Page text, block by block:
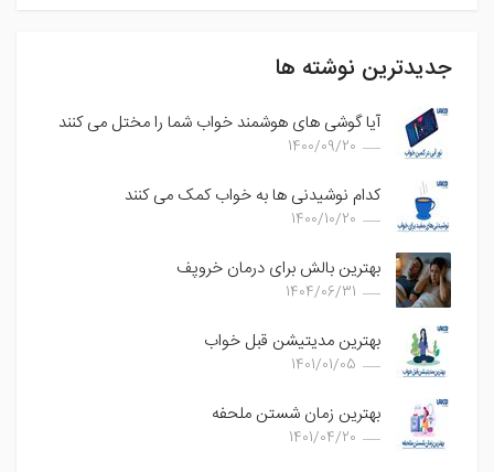
جدیدترین نوشته ها
آیا گوشی های هوشمند خواب شما را مختل می کنند
1400/09/20
کدام نوشیدنی ها به خواب کمک می کنند
1400/10/20
بهترین بالش برای درمان خروپف
1404/06/31
بهترین مدیتیشن قبل خواب
1401/01/05
بهترین زمان شستن ملحفه
1401/04/20